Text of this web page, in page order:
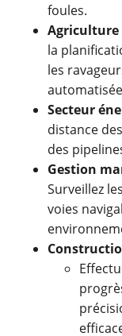
foules.
Agriculture
la
les
Secteur
distance
des
Gestion
Surveillez
voies